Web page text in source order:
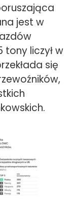
jest w
tony liczył w
się